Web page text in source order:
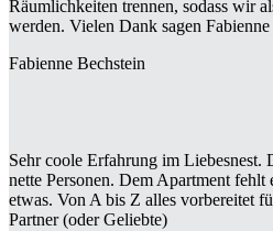
Räumlichkeiten trennen, sodass wir
werden. Vielen Dank sagen Fabienne
Fabienne Bechstein
Sehr coole Erfahrung im Liebesnest.
nette Personen. Dem Apartment fehlt
etwas. Von A bis Z alles vorbereitet
Partner (oder Geliebte)